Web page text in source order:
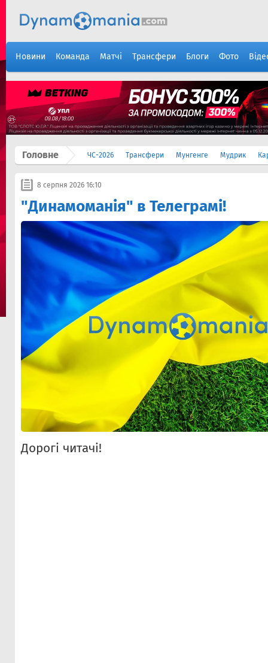
Новини Команда Матчі Трансфери Блоги Фото
Головне ЧС-2026 Трансфери Мунгенге Мудрик
8 серпня 2026 16:10
"Динамоманія" в Телеграмі!
Дорогі читачі!